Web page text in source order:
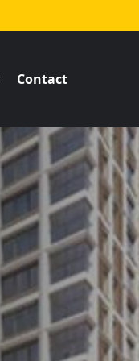
Contact